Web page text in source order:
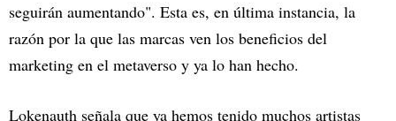
seguirán aumentando". Esta es, en última instancia, la
razón por la que las marcas ven los beneficios del
marketing en el metaverso y ya lo han hecho.
Lokenauth señala que ya hemos tenido muchos artistas